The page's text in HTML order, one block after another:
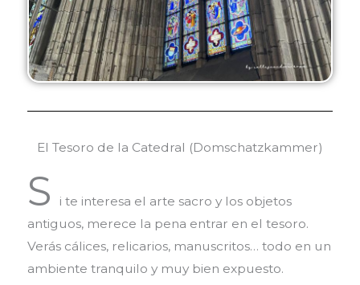
El Tesoro de la Catedral (Domschatzkammer)
S
i te interesa el arte sacro y los objetos
antiguos, merece la pena entrar en el tesoro.
Verás cálices, relicarios, manuscritos… todo en un
ambiente tranquilo y muy bien expuesto.